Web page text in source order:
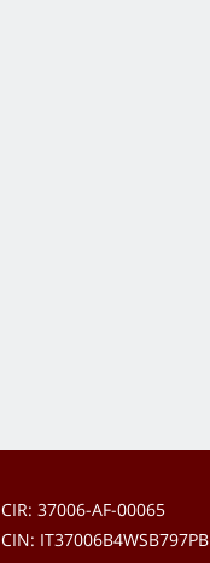
CIR: 37006-AF-00065
CIN: IT37006B4WSB797PB